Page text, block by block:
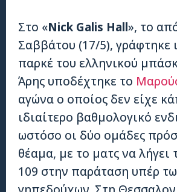
Στο «Nick Galis Hall», το
Σαββάτου (17/5), γράφτηκε
παρκέ του ελληνικού
Άρης υποδέχτηκε το
αγώνα ο οποίος δεν είχε
ιδιαίτερο βαθμολογικό
ωστόσο οι δύο ομάδες
θέαμα, με το ματς να λήγει
109 στην παράταση υπέρ